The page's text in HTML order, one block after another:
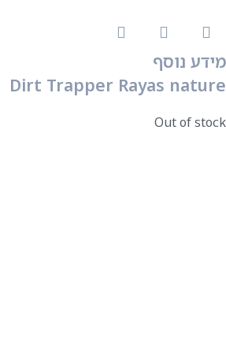
מידע נוסף
Dirt Trapper Rayas nature
Out of stock